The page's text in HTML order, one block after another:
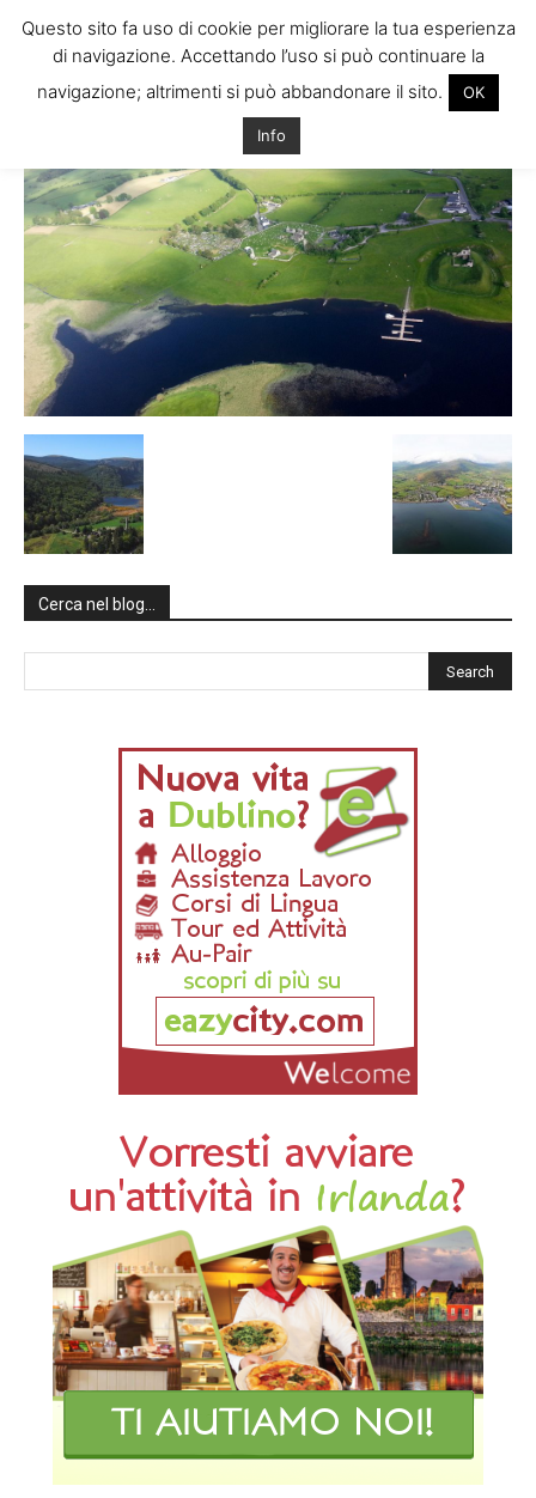
Cerca nel blog…
Questo sito fa uso di cookie per migliorare la tua esperienza
di navigazione. Accettando l’uso si può continuare la
navigazione; altrimenti si può abbandonare il sito.
OK
Info